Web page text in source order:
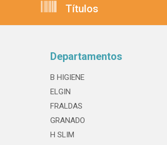
Títulos
Departamentos
B HIGIENE
ELGIN
FRALDAS
GRANADO
H SLIM